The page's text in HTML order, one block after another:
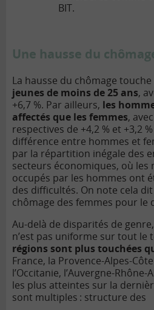
BIT.
Une hausse du
La hausse du chômage
jeunes de moins de 25 ans,
+6,7 %. Par ailleurs, les
affectés que les femmes,
respectives de +4,2 % et +3,2
différence entre hommes et
par la répartition inégale des
secteurs économiques, où les
occupés par les hommes ont
des difficultés. On note cela
chômage des femmes pour
Au-delà de disparités de
n’est pas uniforme sur tout le
régions sont plus touchées
France, la Provence-Alpes-Côte
l’Occitanie, l’Auvergne-
les plus atteintes sur la
sont multiples : structure des